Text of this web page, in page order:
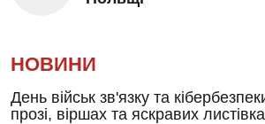
НОВИНИ
День військ зв'язку та
прозі, віршах та яскравих